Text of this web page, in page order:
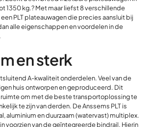
1350 kg.? Met maar liefst 8 verschillende
PLT plateauwagen die precies aansluit bij
alle eigenschappen en voordelen in de
en sterk
A-kwaliteit onderdelen. Veel van de
huis ontworpen en geproduceerd. Dit
om met de beste transportoplossing te
te zijn van derden. De Anssems PLT is
aluminium en duurzaam (watervast) multiplex.
voorzien van de geïntegreerde bindrail. Hierin